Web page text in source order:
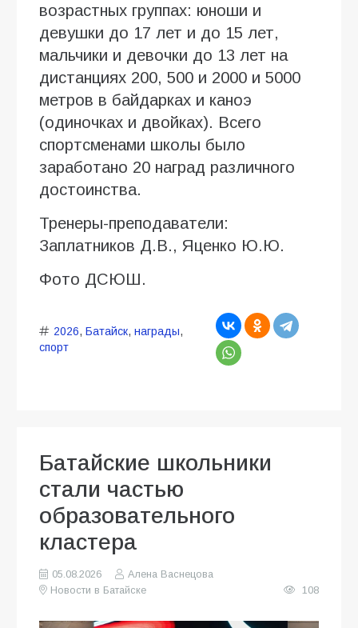
возрастных группах: юноши и
девушки до 17 лет и до 15 лет,
мальчики и девочки до 13 лет на
дистанциях 200, 500 и 2000 и 5000
метров в байдарках и каноэ
(одиночках и двойках). Всего
спортсменами школы было
заработано 20 наград различного
достоинства.
Тренеры-преподаватели:
Заплатников Д.В., Яценко Ю.Ю.
Фото ДСЮШ.
2026, Батайск, награды,
спорт
Батайские школьники
стали частью
образовательного
кластера
05.08.2026
Алена Васнецова
Новости в Батайске
108